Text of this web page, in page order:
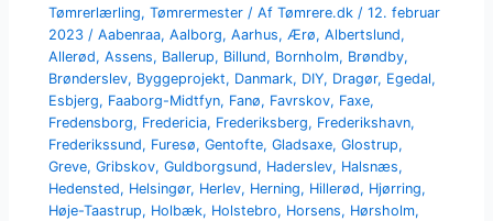
Tømrerlærling,Tømrermester / AfTømrere.dk /12. februar
2023 /Aabenraa,Aalborg,Aarhus, Ærø,Albertslund,
Allerød,Assens, Ballerup, Billund, Bornholm, Brøndby,
Brønderslev, Byggeprojekt, Danmark, DIY, Dragør, Egedal,
Esbjerg, Faaborg-Midtfyn, Fanø, Favrskov, Faxe,
Fredensborg, Fredericia, Frederiksberg, Frederikshavn,
Frederikssund, Furesø,Gentofte,Gladsaxe,Glostrup,
Greve,Gribskov,Guldborgsund, Haderslev, Halsnæs,
Hedensted, Helsingør, Herlev, Herning, Hillerød, Hjørring,
Høje-Taastrup, Holbæk, Holstebro, Horsens, Hørsholm,